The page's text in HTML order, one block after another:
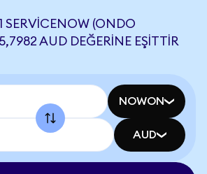
(ONDO
AUD DEĞERINE EŞITTIR
NOWON
AUD